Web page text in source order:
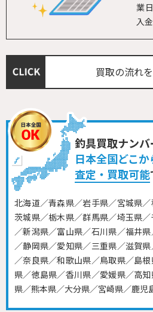
業
入
買取の流れ
釣具買取ナン
日本全国どこか
査定・買取可能
北海道／青森県／岩手県／宮城県
茨城県／栃木県／群馬県／埼玉県
／新潟県／富山県／石川県／福井
／静岡県／愛知県／三重県／滋賀
／奈良県／和歌山県／鳥取県／島
県／徳島県／香川県／愛媛県／高
県／熊本県／大分県／宮崎県／鹿児